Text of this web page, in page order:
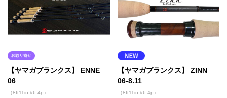
【ヤマガブランクス】 ENNE
06
（8ft11in #6 4p）
【ヤマガブランクス】 ZINN
06-8.11
（8ft11in #6 4p）